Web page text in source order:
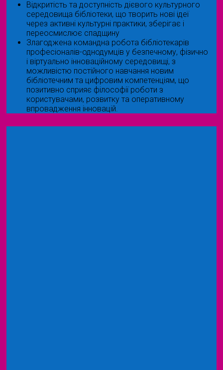
Відкритість та доступність дієвого культурного
середовища бібліотеки, що творить нові ідеї
через активні культурні практики, зберігає і
переосмислює спадщину
Злагоджена командна робота бібліотекарів
професіоналів-однодумців у безпечному, фізично
і віртуально інноваційному середовищі, з
можливістю постійного навчання новим
бібліотечним та цифровим компетенціям, що
позитивно сприяє філософії роботи з
користувачами, розвитку та оперативному
впровадження інновацій.